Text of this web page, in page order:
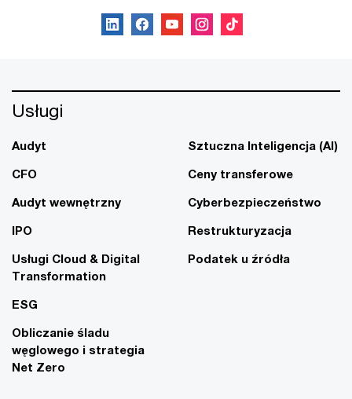
Usługi
Audyt
CFO
Audyt wewnętrzny
IPO
Usługi Cloud & Digital
Transformation
ESG
Obliczanie śladu
węglowego i strategia
Net Zero
Sztuczna Inteligencja (AI)
Ceny transferowe
Cyberbezpieczeństwo
Restrukturyzacja
Podatek u źródła